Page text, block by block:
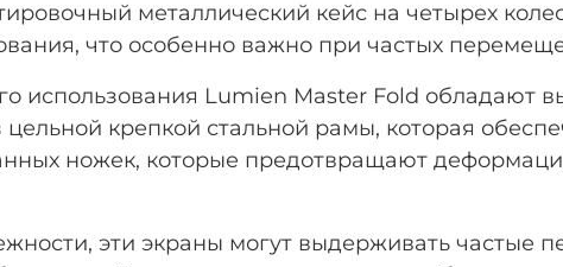
металлический кейс на четырех
что особенно важно при частых
использования Lumien Master Fold обладают
цельной крепкой стальной рамы, которая
ножек, которые предотвращают
эти экраны могут выдерживать частые